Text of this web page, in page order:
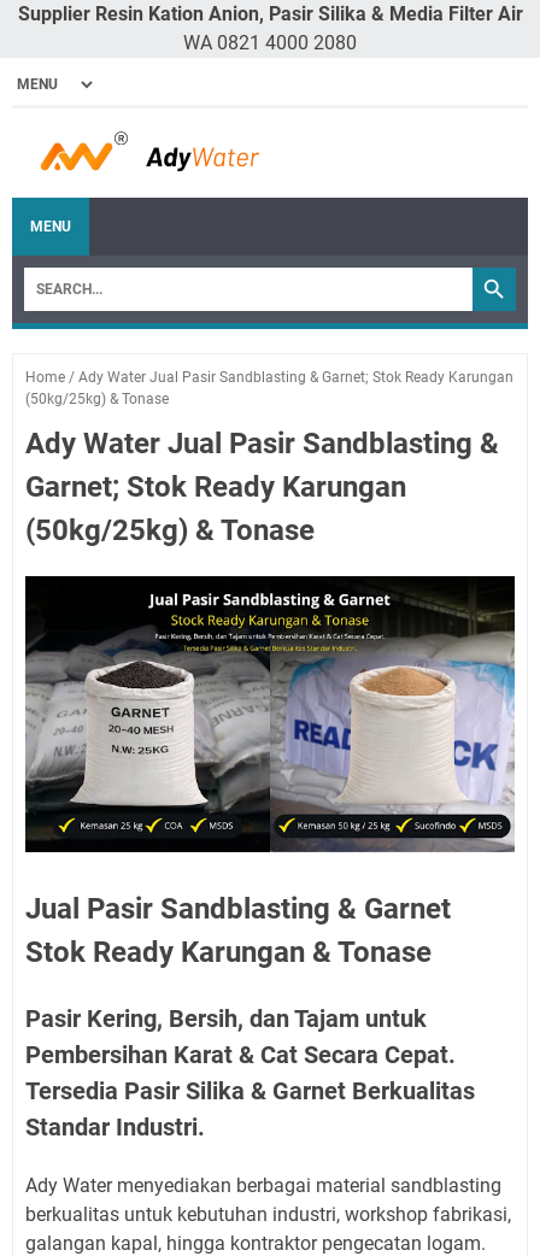
Supplier Resin Kation Anion, Pasir Silika & Media Filter Air
WA 0821 4000 2080
MENU
Home / Ady Water Jual Pasir Sandblasting & Garnet; Stok Ready Karungan
(50kg/25kg) & Tonase
Ady Water Jual Pasir Sandblasting &
Garnet; Stok Ready Karungan
(50kg/25kg) & Tonase
Jual Pasir Sandblasting & Garnet
Stok Ready Karungan & Tonase
Pasir Kering, Bersih, dan Tajam untuk
Pembersihan Karat & Cat Secara Cepat.
Tersedia Pasir Silika & Garnet Berkualitas
Standar Industri.
Ady Water menyediakan berbagai material sandblasting
berkualitas untuk kebutuhan industri, workshop fabrikasi,
galangan kapal, hingga kontraktor pengecatan logam.